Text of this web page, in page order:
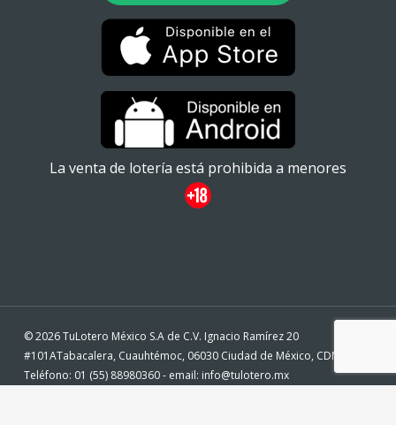
La venta de lotería está prohibida a menores
© 2026 TuLotero México S.A de C.V. Ignacio Ramírez 20
#101ATabacalera, Cuauhtémoc, 06030 Ciudad de México, CDMX. -
Teléfono: 01 (55) 88980360 - email: info@tulotero.mx